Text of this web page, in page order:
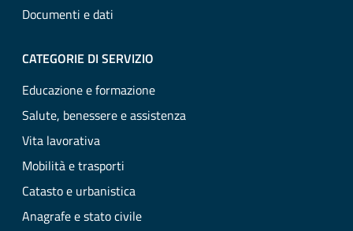
Documenti e dati
CATEGORIE DI SERVIZIO
Educazione e formazione
Salute, benessere e assistenza
Vita lavorativa
Mobilità e trasporti
Catasto e urbanistica
Anagrafe e stato civile